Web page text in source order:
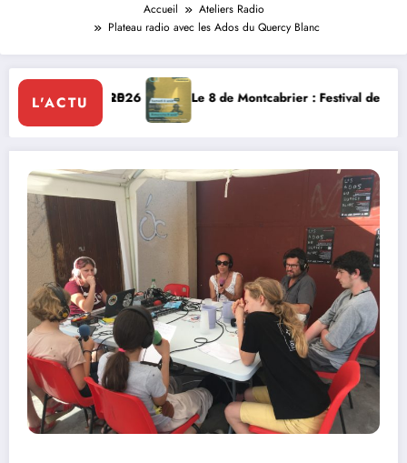
Accueil
Ateliers Radio
Plateau radio avec les Ados du Quercy Blanc
L'ACTU
8 de Montcabrier : Festival de musique classique le 8 et 9 août La